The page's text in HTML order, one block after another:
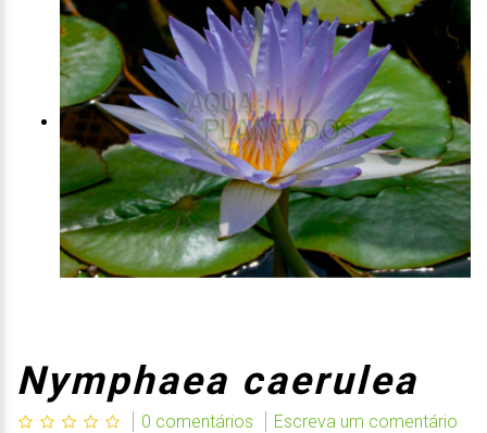
Nymphaea caerulea
0 comentários Escreva um comentário